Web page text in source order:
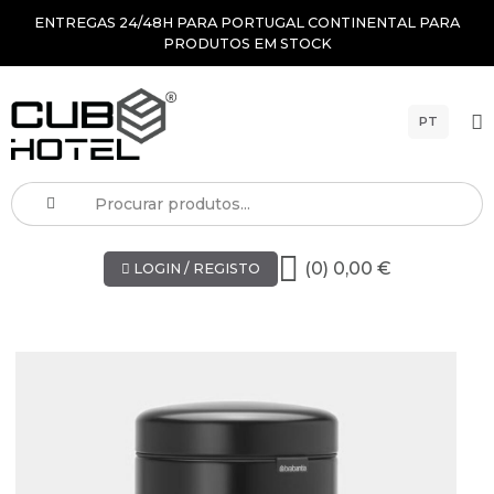
ENTREGAS 24/48H PARA PORTUGAL CONTINENTAL PARA
PRODUTOS EM STOCK
PT
LOGIN / REGISTO (0) 0,00 €